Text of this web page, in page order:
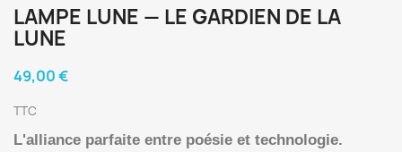
LAMPE LUNE — LE GARDIEN DE LA
LUNE
49,00 €
TTC
L'alliance parfaite entre poésie et technologie.